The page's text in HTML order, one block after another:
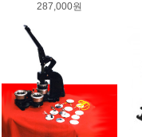
287,000원